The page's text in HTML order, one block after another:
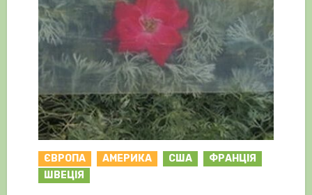
ЄВРОПА АМЕРИКА США
ФРАНЦІЯ
ШВЕЦІЯ